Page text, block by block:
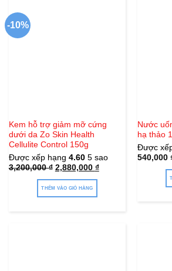
-10%
Kem hỗ trợ giảm mỡ cứng
dưới da Zo Skin Health
Cellulite Control 150g
Được xếp hạng 4.605 sao
3,200,000₫ Giá
là:
3,200,000 ₫.
2,880,000 ₫Giá
THÊM VÀO GIỎ HÀNG
Nước
hạ thảo
Được
540,000